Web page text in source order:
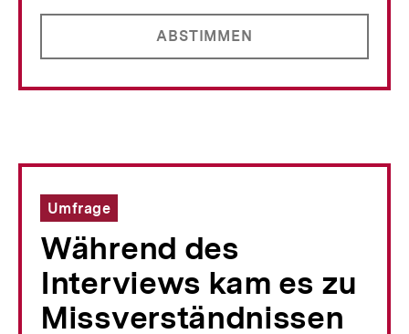
ABSTIMMEN
Umfrage
Während des
Interviews kam es zu
Missverständnissen